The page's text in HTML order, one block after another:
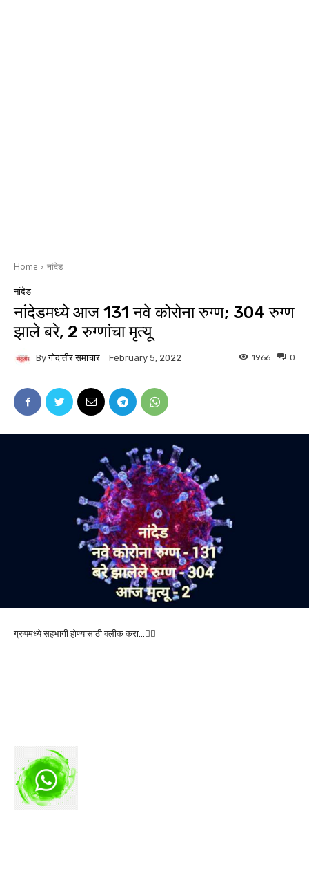
Home नांदेड
नांदेड
नांदेडमध्ये आज 131 नवे कोरोना रुग्ण; 304 रुग्ण
झाले बरे, 2 रुग्णांचा मृत्यू
By गोदातीर समाचार February 5, 2022 0
1966
ग्रुपमध्ये सहभागी होण्यासाठी क्लीक करा…👆🏻